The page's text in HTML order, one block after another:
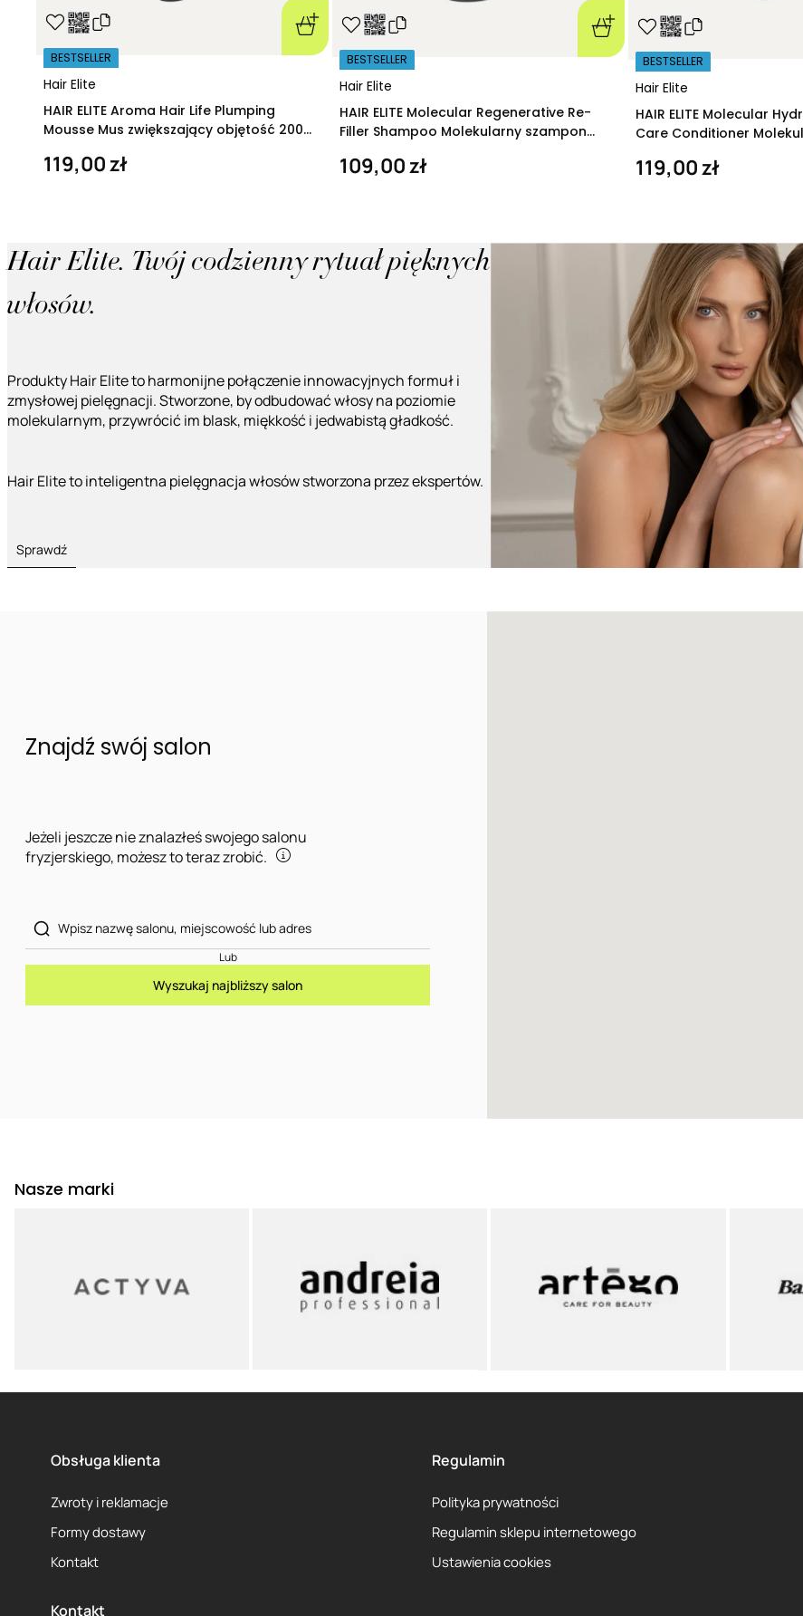
Hair Elite
BESTSELLER
HAIR ELITE Aroma Hair Life Plumping
Mousse Mus zwiększający objętość 200
119,00 zł
Hair Elite
BESTSELLER
HAIR ELITE Molecular Regenerative Re-
Filler Shampoo Molekularny szampon
109,00 zł
Hair Elite
BESTSELLER
HAIR ELITE Molecular
Care Conditioner
119,00 zł
Hair Elite. Twój codzienny rytuał pięknych
włosów.
Produkty Hair Elite to harmonijne połączenie innowacyjnych formuł i
zmysłowej pielęgnacji. Stworzone, by odbudować włosy na poziomie
molekularnym, przywrócić im blask, miękkość i jedwabistą gładkość.
Hair Elite to inteligentna pielęgnacja włosów stworzona przez ekspertów.
Sprawdź
Znajdź swój salon
Jeżeli jeszcze nie znalazłeś swojego salonu
fryzjerskiego, możesz to teraz zrobić.
Lub
Wyszukaj najbliższy salon
Nasze marki
Obsługa klienta
Zwroty i reklamacje
Formy dostawy
Kontakt
Regulamin
Polityka prywatności
Regulamin sklepu internetowego
Ustawienia cookies
Kontakt